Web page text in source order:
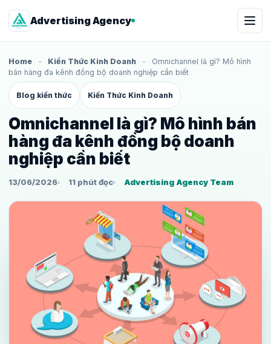
Advertising Agency
Home - Kiến Thức Kinh Doanh -
Omnichannel là gì? Mô hình
bán hàng đa kênh đồng bộ doanh nghiệp cần biết
Blog kiến thức Kiến Thức Kinh Doanh
Omnichannel là gì? Mô hình bán
hàng đa kênh đồng bộ doanh
nghiệp cần biết
13/06/2026 11 phút đọc Advertising Agency Team